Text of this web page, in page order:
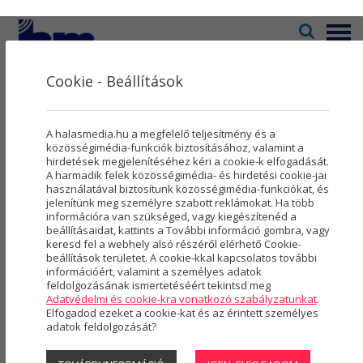
Menü
Televízió
Kultúra
Rovatok
Újság
Városmarketing
Szolgáltatások
Rólunk
Hasznos
Galéria
2025(254 DB) 2024(363 DB) 2023(454 DB)
2022(613 DB) 2021 (492 DB) 2020 (497 DB)
2019(763 DB) 2018(589 DB) 2017(411 DB)
2016(225 DB) 2015(21 DB) 2014(277 DB)
Cookie - Beállítások
A halasmedia.hu a megfelelő teljesítmény és a
közösségimédia-funkciók biztosításához, valamint a
hirdetések megjelenítéséhez kéri a cookie-k elfogadását.
A harmadik felek közösségimédia- és hirdetési cookie-jai
használatával biztosítunk közösségimédia-funkciókat, és
jelenítünk meg személyre szabott reklámokat. Ha több
információra van szükséged, vagy kiegészítenéd a
beállításaidat, kattints a További információ gombra, vagy
keresd fel a webhely alsó részéről elérhető Cookie-
beállítások területet. A cookie-kkal kapcsolatos további
információért, valamint a személyes adatok
feldolgozásának ismertetéséért tekintsd meg
Adatvédelmi és cookie-kra vonatkozó szabályzatunkat.
Elfogadod ezeket a cookie-kat és az érintett személyes
adatok feldolgozását?